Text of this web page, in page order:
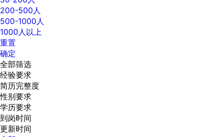
200-500人
500-1000人
1000人以上
重置
确定
全部筛选
经验要求
简历完整度
性别要求
学历要求
到岗时间
更新时间